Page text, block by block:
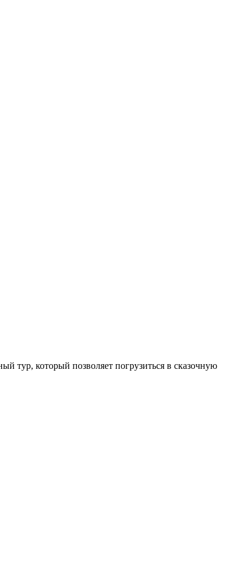
тур, который позволяет погрузиться в сказочную